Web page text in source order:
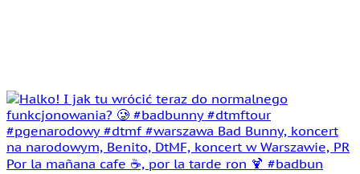
Por la mañana cafe ☕️, por la tarde ron 🍹 #badbun